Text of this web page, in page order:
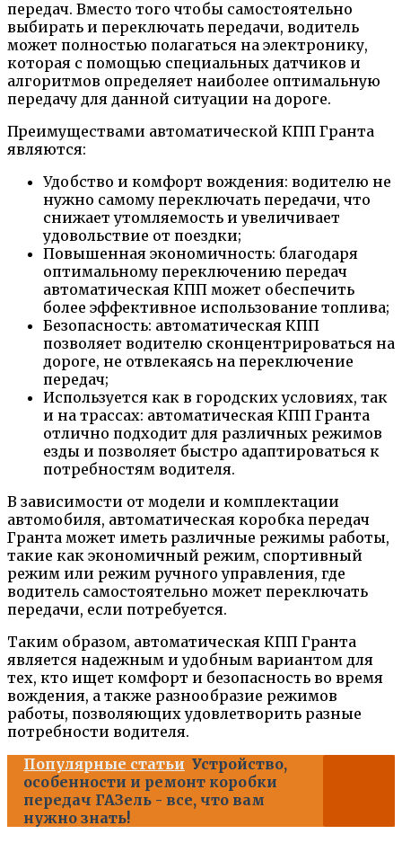
передач. Вместо того чтобы самостоятельно
выбирать и переключать передачи, водитель
может полностью полагаться на электронику,
которая с помощью специальных датчиков и
алгоритмов определяет наиболее оптимальную
передачу для данной ситуации на дороге.
Преимуществами автоматической КПП Гранта
являются:
Удобство и комфорт вождения: водителю не
нужно самому переключать передачи, что
снижает утомляемость и увеличивает
удовольствие от поездки;
Повышенная экономичность: благодаря
оптимальному переключению передач
автоматическая КПП может обеспечить
более эффективное использование топлива;
Безопасность: автоматическая КПП
позволяет водителю сконцентрироваться на
дороге, не отвлекаясь на переключение
передач;
Используется как в городских условиях, так
и на трассах: автоматическая КПП Гранта
отлично подходит для различных режимов
езды и позволяет быстро адаптироваться к
потребностям водителя.
В зависимости от модели и комплектации
автомобиля, автоматическая коробка передач
Гранта может иметь различные режимы работы,
такие как экономичный режим, спортивный
режим или режим ручного управления, где
водитель самостоятельно может переключать
передачи, если потребуется.
Таким образом, автоматическая КПП Гранта
является надежным и удобным вариантом для
тех, кто ищет комфорт и безопасность во время
вождения, а также разнообразие режимов
работы, позволяющих удовлетворить разные
потребности водителя.
Популярные статьи Устройство,
особенности и ремонт коробки
передач ГАЗель - все, что вам
нужно знать!